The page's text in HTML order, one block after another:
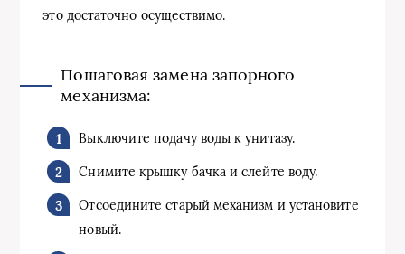
это достаточно осуществимо.
Пошаговая замена запорного
механизма:
Выключите подачу воды к унитазу.
Снимите крышку бачка и слейте воду.
Отсоедините старый механизм и установите
новый.